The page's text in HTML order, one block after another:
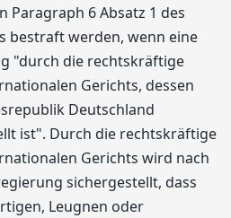
Paragraph 6 Absatz 1 des
bestraft werden, wenn eine
"durch die rechtskräftige
Gerichts, dessen
Deutschland
ist". Durch die rechtskräftige
Gerichts wird nach
sichergestellt, dass
Leugnen oder